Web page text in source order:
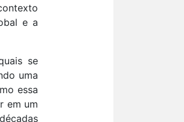
e a
se
uma
essa
em um